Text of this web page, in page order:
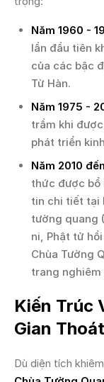
Năm 1960 -
lần đầu tiên
của các bậc
Từ Hàn.
Năm 1975 -
trầm khi
phát triển
Năm 2010
thức được bổ
tin chi tiết tại
tường quang
ni, Phật tử
Chùa Tường
trang
Kiến Trúc
Gian
Dù diện tích